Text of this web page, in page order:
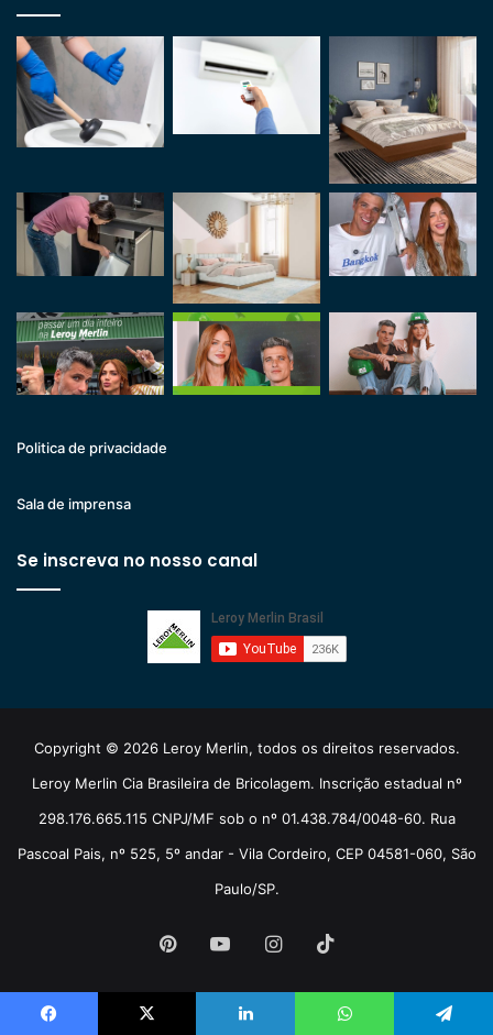
Politica de privacidade
Sala de imprensa
Se inscreva no nosso canal
Copyright © 2026 Leroy Merlin, todos os direitos reservados.
Leroy Merlin Cia Brasileira de Bricolagem. Inscrição estadual nº
298.176.665.115 CNPJ/MF sob o nº 01.438.784/0048-60. Rua
Pascoal Pais, nº 525, 5º andar - Vila Cordeiro, CEP 04581-060, São
Paulo/SP.
PinterestYouTubeInstagram